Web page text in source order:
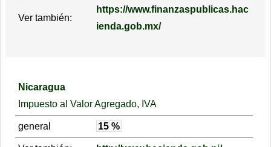
Ver también:
https://www.finanzaspublicas.hac
ienda.gob.mx/
Nicaragua
Impuesto al Valor Agregado, IVA
general 15 %